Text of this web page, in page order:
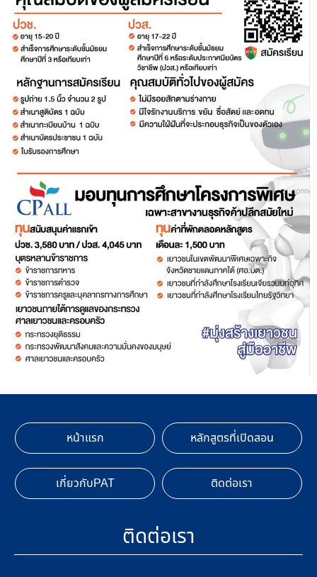
หน้าแรก หลักสูตรที่เปิดสอน
เกี่ยวกับPAT ติดต่อเรา
ติดต่อเรา